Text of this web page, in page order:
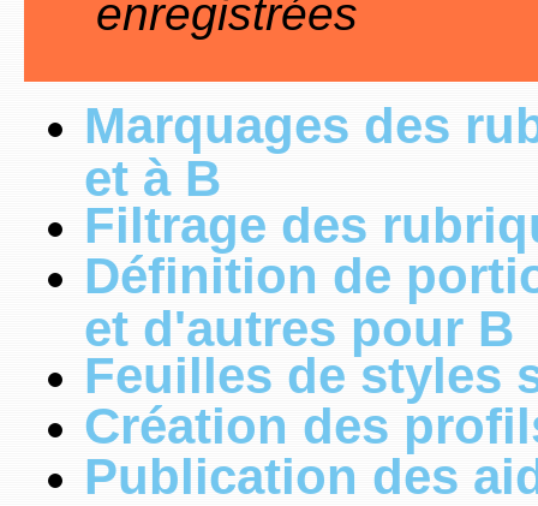
enregistrées
Marquages des
et à B
Filtrage des
Définition de
et d'autres pour B
Feuilles de styles
Création des
Publication des